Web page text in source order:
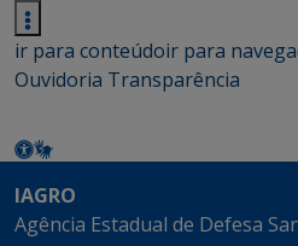
ir para conteúdoir para
Ouvidoria Transparência
IAGRO
Agência Estadual de Defesa